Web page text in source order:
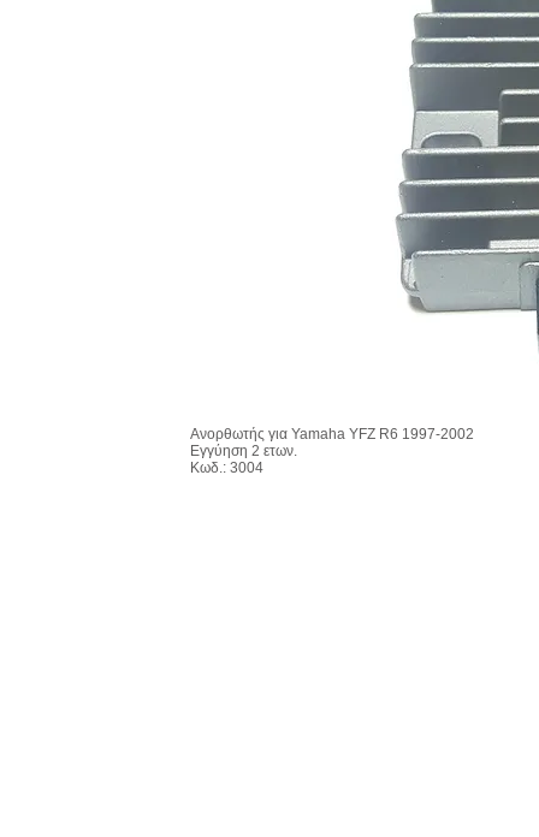
Ανορθωτής για Yamaha YFZ R6 1997-2002
Εγγύηση 2 ετων.
Κωδ.: 3004